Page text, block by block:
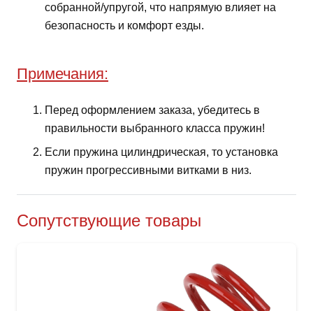
собранной/упругой, что напрямую влияет на
безопасность и комфорт езды.
Примечания:
Перед оформлением заказа, убедитесь в
правильности выбранного класса пружин!
Если пружина цилиндрическая, то установка
пружин прогрессивными витками в низ.
Сопутствующие товары